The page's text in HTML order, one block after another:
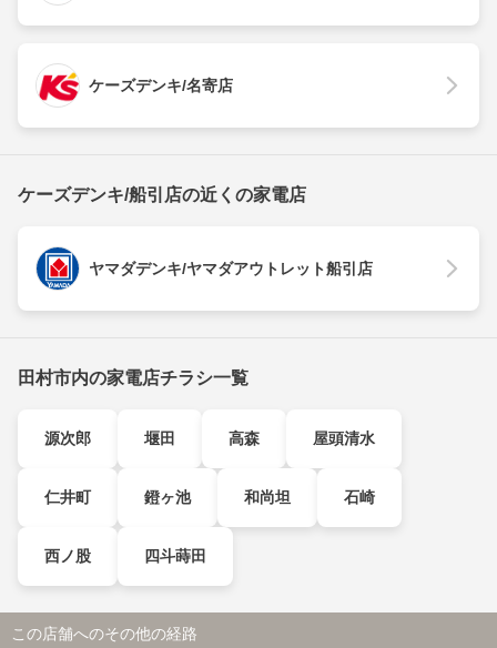
ケーズデンキ/名寄店
ケーズデンキ/船引店の近くの家電店
ヤマダデンキ/ヤマダアウトレット船引店
田村市内の家電店チラシ一覧
源次郎 堰田 高森 屋頭清水
仁井町 鐙ヶ池 和尚坦 石崎
西ノ股 四斗蒔田
この店舗へのその他の経路